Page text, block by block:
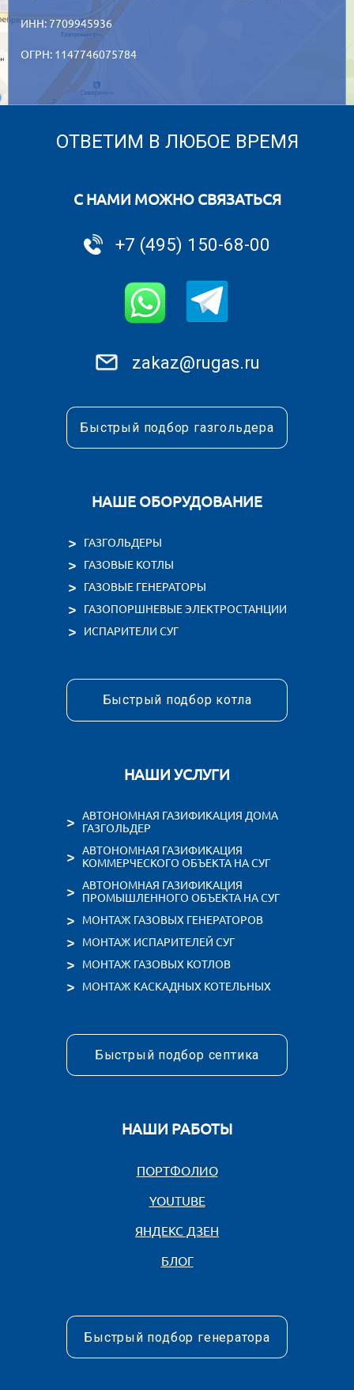
ИНН: 7709945936
ОГРН: 1147746075784
ОТВЕТИМ В ЛЮБОЕ
С НАМИ МОЖНО СВЯЗАТЬСЯ
+7 (495) 150-68-00
zakaz@rugas.ru
Быстрый подбор газгольдера
НАШЕ ОБОРУДОВАНИЕ
ГАЗОВЫЕ КОТЛЫ
ГАЗОВЫЕ ГЕНЕРАТОРЫ